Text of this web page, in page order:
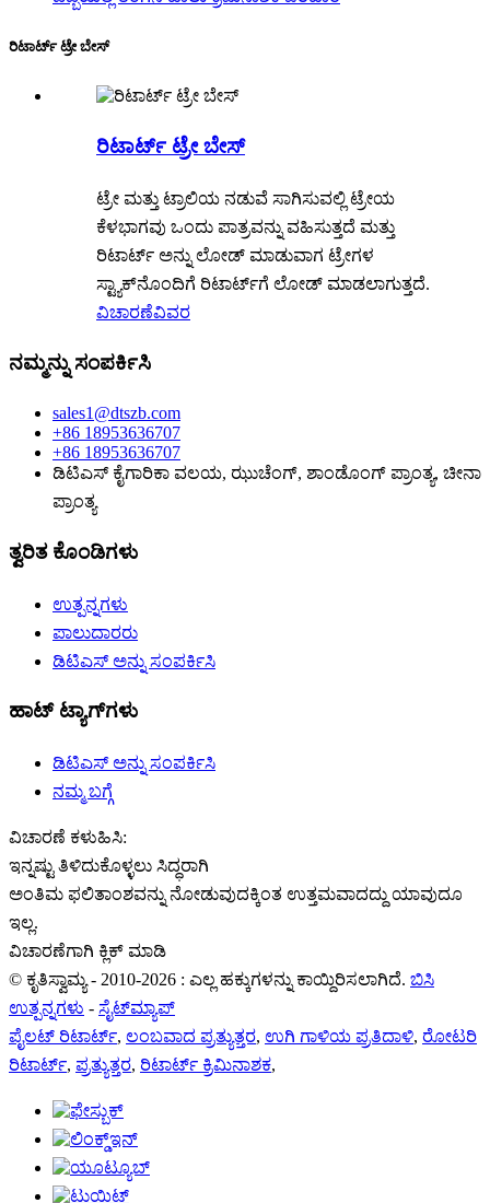
ರಿಟಾರ್ಟ್ ಟ್ರೇ ಬೇಸ್
ರಿಟಾರ್ಟ್ ಟ್ರೇ ಬೇಸ್
ಟ್ರೇ ಮತ್ತು ಟ್ರಾಲಿಯ ನಡುವೆ ಸಾಗಿಸುವಲ್ಲಿ ಟ್ರೇಯ
ಕೆಳಭಾಗವು ಒಂದು ಪಾತ್ರವನ್ನು ವಹಿಸುತ್ತದೆ ಮತ್ತು
ರಿಟಾರ್ಟ್ ಅನ್ನು ಲೋಡ್ ಮಾಡುವಾಗ ಟ್ರೇಗಳ
ಸ್ಟ್ಯಾಕ್‌ನೊಂದಿಗೆ ರಿಟಾರ್ಟ್‌ಗೆ ಲೋಡ್ ಮಾಡಲಾಗುತ್ತದೆ.
ವಿಚಾರಣೆವಿವರ
ನಮ್ಮನ್ನು ಸಂಪರ್ಕಿಸಿ
sales1@dtszb.com
+86 18953636707
+86 18953636707
ಡಿಟಿಎಸ್ ಕೈಗಾರಿಕಾ ವಲಯ, ಝುಚೆಂಗ್, ಶಾಂಡೊಂಗ್ ಪ್ರಾಂತ್ಯ, ಚೀನಾ
ಪ್ರಾಂತ್ಯ
ತ್ವರಿತ ಕೊಂಡಿಗಳು
ಉತ್ಪನ್ನಗಳು
ಪಾಲುದಾರರು
ಡಿಟಿಎಸ್ ಅನ್ನು ಸಂಪರ್ಕಿಸಿ
ಹಾಟ್ ಟ್ಯಾಗ್‌ಗಳು
ಡಿಟಿಎಸ್ ಅನ್ನು ಸಂಪರ್ಕಿಸಿ
ನಮ್ಮ ಬಗ್ಗೆ
ವಿಚಾರಣೆ ಕಳುಹಿಸಿ:
ಇನ್ನಷ್ಟು ತಿಳಿದುಕೊಳ್ಳಲು ಸಿದ್ಧರಾಗಿ
ಅಂತಿಮ ಫಲಿತಾಂಶವನ್ನು ನೋಡುವುದಕ್ಕಿಂತ ಉತ್ತಮವಾದದ್ದು ಯಾವುದೂ
ಇಲ್ಲ.
ವಿಚಾರಣೆಗಾಗಿ ಕ್ಲಿಕ್ ಮಾಡಿ
© ಕೃತಿಸ್ವಾಮ್ಯ - 2010-2026 : ಎಲ್ಲ ಹಕ್ಕುಗಳನ್ನು ಕಾಯ್ದಿರಿಸಲಾಗಿದೆ. ಬಿಸಿ
ಉತ್ಪನ್ನಗಳು - ಸೈಟ್‌ಮ್ಯಾಪ್
ಪೈಲಟ್ ರಿಟಾರ್ಟ್, ಲಂಬವಾದ ಪ್ರತ್ಯುತ್ತರ, ಉಗಿ ಗಾಳಿಯ ಪ್ರತಿದಾಳಿ, ರೋಟರಿ
ರಿಟಾರ್ಟ್, ಪ್ರತ್ಯುತ್ತರ, ರಿಟಾರ್ಟ್ ಕ್ರಿಮಿನಾಶಕ,